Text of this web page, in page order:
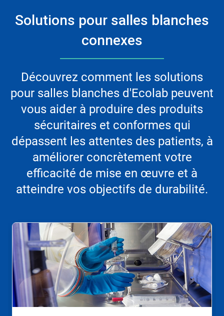
Solutions pour salles blanches
connexes
Découvrez comment les solutions
pour salles blanches d'Ecolab peuvent
vous aider à produire des produits
sécuritaires et conformes qui
dépassent les attentes des patients, à
améliorer concrètement votre
efficacité de mise en œuvre et à
atteindre vos objectifs de durabilité.